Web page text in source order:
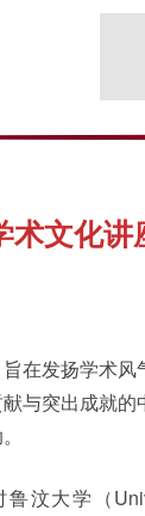
术文化讲
在发扬学术
与突出成就
汶大学（